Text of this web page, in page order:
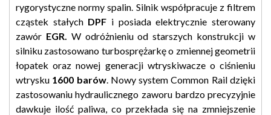
rygorystyczne normy spalin. Silnik współpracuje z filtrem
cząstek stałych DPF i posiada elektrycznie sterowany
zawór EGR. W odróżnieniu od starszych konstrukcji w
silniku zastosowano turbosprężarkę o zmiennej geometrii
łopatek oraz nowej generacji wtryskiwacze o ciśnieniu
wtrysku 1600 barów. Nowy system Common Rail dzięki
zastosowaniu hydraulicznego zaworu bardzo precyzyjnie
dawkuje ilość paliwa, co przekłada się na zmniejszenie